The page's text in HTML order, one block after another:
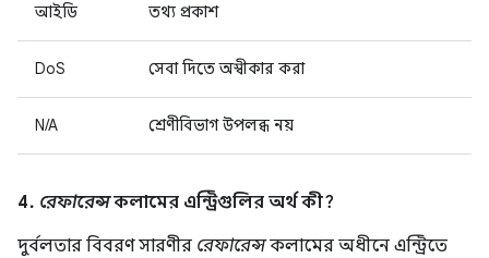
আইডি তথ্য প্রকাশ
DoS সেবা দিতে অস্বীকার করা
N/A শ্রেণীবিভাগ উপলব্ধ নয়
4. রেফারেন্সকলামের এন্ট্রিগুলির অর্থ কী?
দুর্বলতার বিবরণ সারণীর রেফারেন্সকলামের অধীনে এন্ট্রিতে